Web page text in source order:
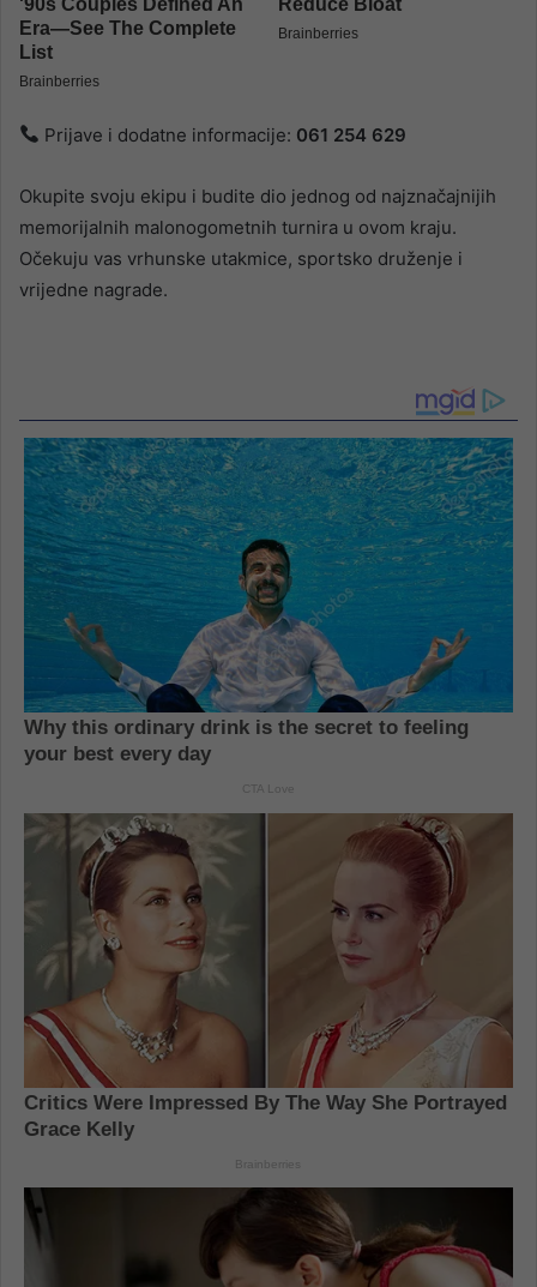
Prijave i dodatne informacije: 061 254 629
Okupite svoju ekipu i budite dio jednog od najznačajnijih
memorijalnih malonogometnih turnira u ovom kraju.
Očekuju vas vrhunske utakmice, sportsko druženje i
vrijedne nagrade.